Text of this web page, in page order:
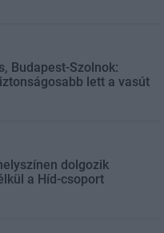
Budapest-Szolnok:
lett a vasút
dolgozik
a Híd-csoport